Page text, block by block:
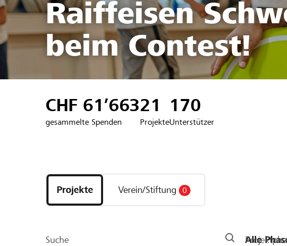
Raiffeisen
beim Contest!
CHF 61’663
gesammelte Spenden
21
Projekte
170
Unterstützer
Projekte
und
Organisationen
Projekte Verein/Stiftung 0
Suche